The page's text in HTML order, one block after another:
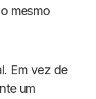
mesmo
Em vez de
um